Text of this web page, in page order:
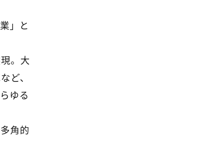
」と
。大
ど、
ゆる
角的